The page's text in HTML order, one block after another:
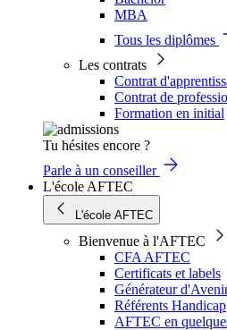
MBA
Tous les diplômes
Les contrats
Contrat
Contrat de
Formation en initial
Tu hésites encore ?
Parle à un conseiller
L'école AFTEC
L'école AFTEC
Bienvenue à l'AFTEC
CFA AFTEC
Certificats et labels
Générateur
Référents Handicap
AFTEC en